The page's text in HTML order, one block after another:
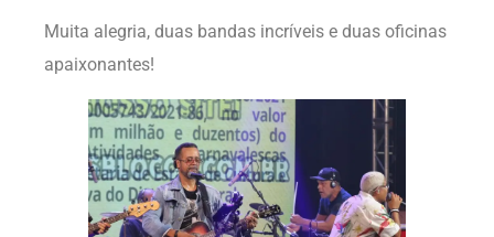
Muita alegria, duas bandas incríveis e duas oficinas
apaixonantes!